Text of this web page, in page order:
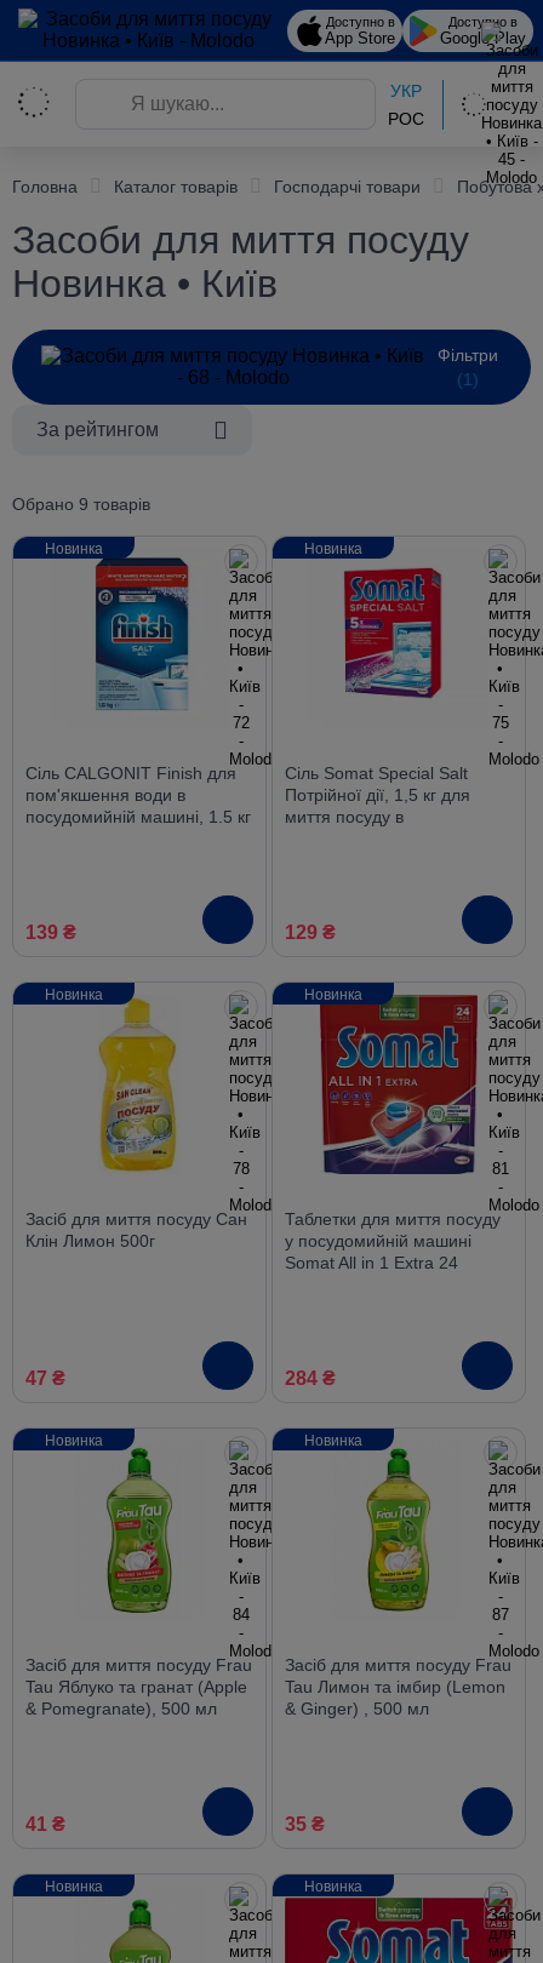
Доступно в
App Store
Доступно в
Google Play
УКР
РОС
Головна Каталог товарів Господарчі товари Побутова
Засоби для миття посуду
Новинка • Київ
Фільтри
(1)
За рейтингом
Обрано 9 товарів
Сіль CALGONIT Finish для
пом'якшення води в
посудомийній машині, 1.5 кг
139 ₴
Новинка
Сіль Somat Special Salt
Потрійної дії, 1,5 кг для
миття посуду в
129 ₴
Новинка
Засіб для миття посуду Сан
Клін Лимон 500г
47 ₴
Новинка
Таблетки для миття посуду
у посудомийній машині
Somat All in 1 Extra 24
284 ₴
Новинка
Засіб для миття посуду Frau
Tau Яблуко та гранат (Apple
& Pomegranate), 500 мл
41 ₴
Новинка
Засіб для миття посуду Frau
Tau Лимон та імбир (Lemon
& Ginger) , 500 мл
35 ₴
Новинка
Новинка Новинка